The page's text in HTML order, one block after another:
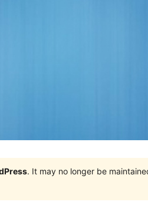
. It may no longer be